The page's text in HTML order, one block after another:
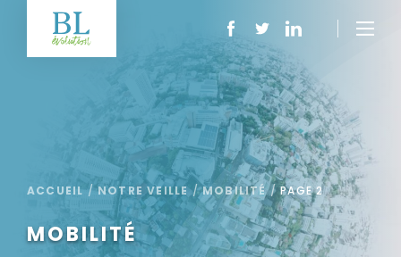
ACCUEIL /NOTRE VEILLE/MOBILITÉ/PAGE 2
MOBILITÉ